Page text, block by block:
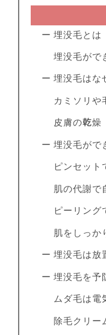
ー 埋没毛とは
埋没毛がで
ー 埋没毛はな
カミソリや
皮膚の乾燥
ー 埋没毛がで
ピンセット
肌の代謝で
ピーリング
肌をしっか
ー 埋没毛は放
ー 埋没毛を予
ムダ毛は電
除毛クリー